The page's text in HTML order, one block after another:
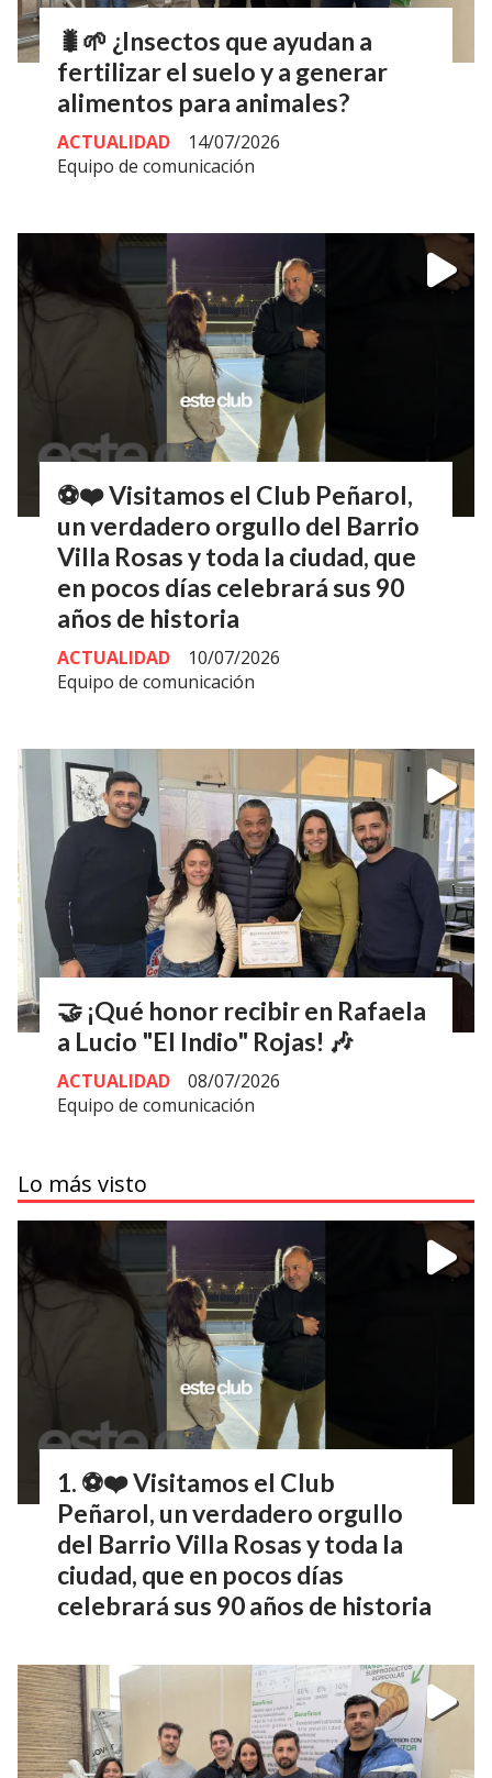
🐛🌱 ¿Insectos que ayudan a
fertilizar el suelo y a generar
alimentos para animales?
Equipo de comunicación
ACTUALIDAD 14/07/2026
⚽❤️ Visitamos el Club Peñarol,
un verdadero orgullo del Barrio
Villa Rosas y toda la ciudad, que
en pocos días celebrará sus 90
años de historia
Equipo de comunicación
ACTUALIDAD 10/07/2026
🤝 ¡Qué honor recibir en Rafaela
a Lucio "El Indio" Rojas! 🎶
Equipo de comunicación
ACTUALIDAD 08/07/2026
Lo más visto
⚽❤️ Visitamos el Club
Peñarol, un verdadero orgullo
del Barrio Villa Rosas y toda la
ciudad, que en pocos días
celebrará sus 90 años de historia